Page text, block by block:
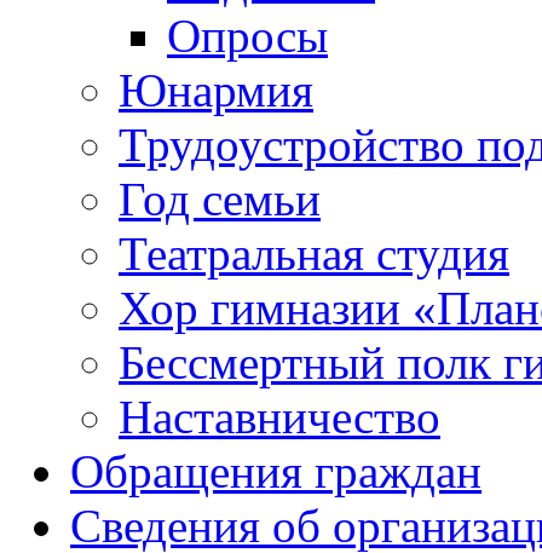
Опросы
Юнармия
Трудоустройство
Год семьи
Театральная студия
Хор гимназии
Бессмертный полк
Наставничество
Обращения граждан
Сведения об